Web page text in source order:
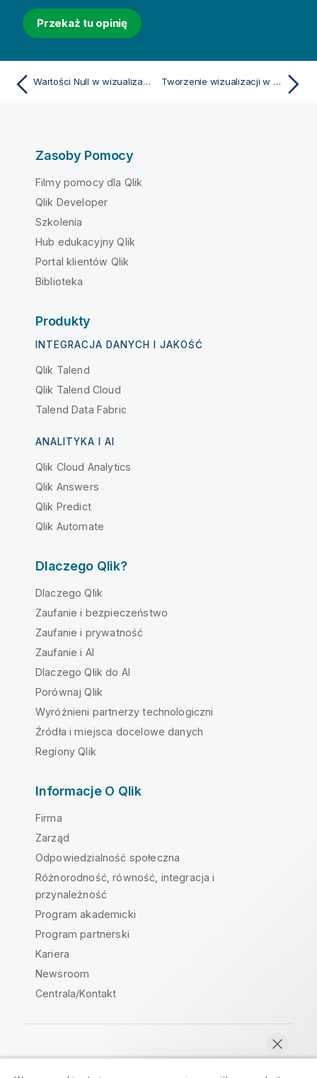
Przekaż tu opinię
Wartości Null w wizualizacjach Tworzenie wizualizacji w oparciu o sugestie dotyczące wykresu programu Wnioski
Zasoby Pomocy
Filmy pomocy dla Qlik
Qlik Developer
Szkolenia
Hub edukacyjny Qlik
Portal klientów Qlik
Biblioteka
Produkty
INTEGRACJA DANYCH I JAKOŚĆ
Qlik Talend
Qlik Talend Cloud
Talend Data Fabric
ANALITYKA I AI
Qlik Cloud Analytics
Qlik Answers
Qlik Predict
Qlik Automate
Dlaczego Qlik?
Dlaczego Qlik
Zaufanie i bezpieczeństwo
Zaufanie i prywatność
Zaufanie i AI
Dlaczego Qlik do AI
Porównaj Qlik
Wyróżnieni partnerzy technologiczni
Źródła i miejsca docelowe danych
Regiony Qlik
Informacje O Qlik
Firma
Zarząd
Odpowiedzialność społeczna
Różnorodność, równość, integracja i
przynależność
Program akademicki
Program partnerski
Kariera
Newsroom
Centrala/Kontakt